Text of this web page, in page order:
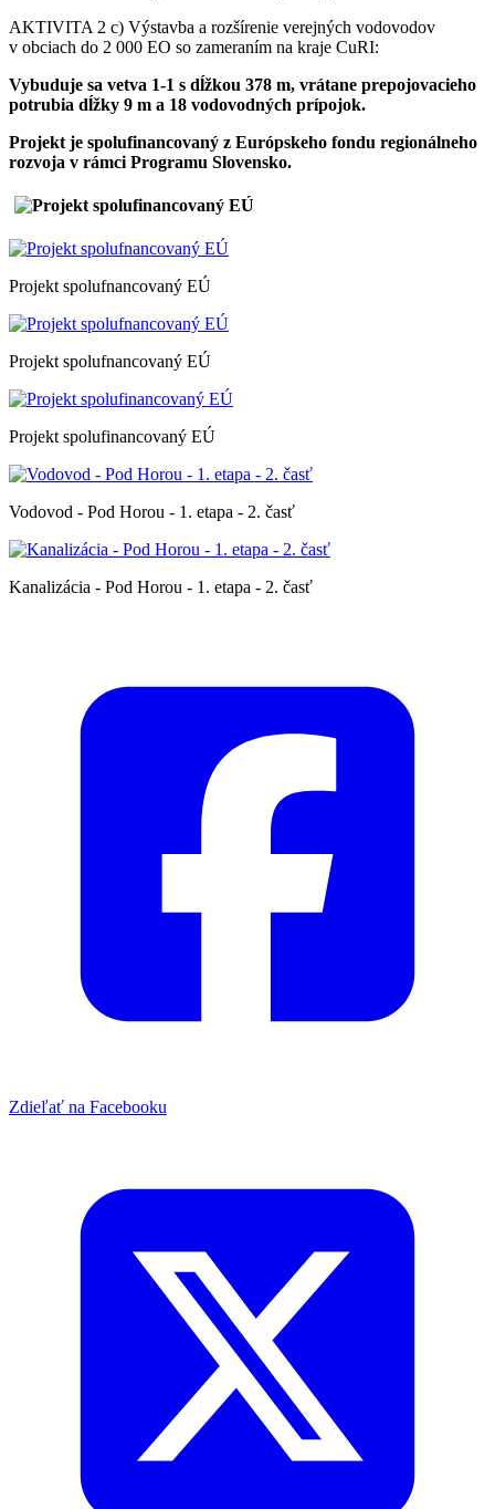
AKTIVITA 2 c) Výstavba a rozšírenie verejných vodovodov
v obciach do 2 000 EO so zameraním na kraje CuRI:
Vybuduje sa vetva 1-1 s dĺžkou 378 m, vrátane prepojovacieho
potrubia dĺžky 9 m a 18 vodovodných prípojok.
Projekt je spolufinancovaný z Európskeho fondu regionálneho
rozvoja v rámci Programu Slovensko.
Projekt spolufnancovaný EÚ
Projekt spolufnancovaný EÚ
Projekt spolufinancovaný EÚ
Vodovod - Pod Horou - 1. etapa - 2. časť
Kanalizácia - Pod Horou - 1. etapa - 2. časť
Zdieľať na Facebooku